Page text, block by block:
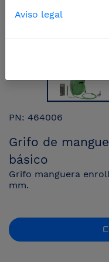
PN: 464006
Grifo de
básico
Grifo manguera
mm.
Aviso legal